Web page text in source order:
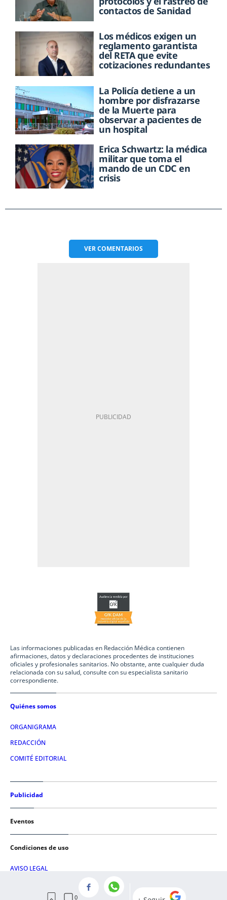
contactos de Sanidad
Los médicos exigen un
reglamento garantista
del RETA que evite
cotizaciones redundantes
La Policía detiene a un
hombre por disfrazarse
de la Muerte para
observar a pacientes de
un hospital
Erica Schwartz: la médica
militar que toma el
mando de un CDC en
crisis
VERCOMENTARIOS
Las informaciones publicadas en Redacción Médica contienen
afirmaciones, datos y declaraciones procedentes de instituciones
oficiales y profesionales sanitarios. No obstante, ante cualquier duda
relacionada con su salud, consulte con su especialista sanitario
correspondiente.
Quiénes somos
ORGANIGRAMA
REDACCIÓN
COMITÉ EDITORIAL
Publicidad
Eventos
Condiciones de uso
AVISO LEGAL